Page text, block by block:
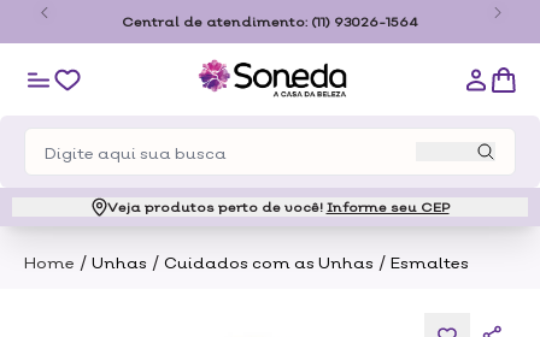
Central de atendimento: (11) 93026-1564
Veja produtos perto de você! Informe seu CEP
Home / Unhas / Cuidados com as Unhas / Esmaltes